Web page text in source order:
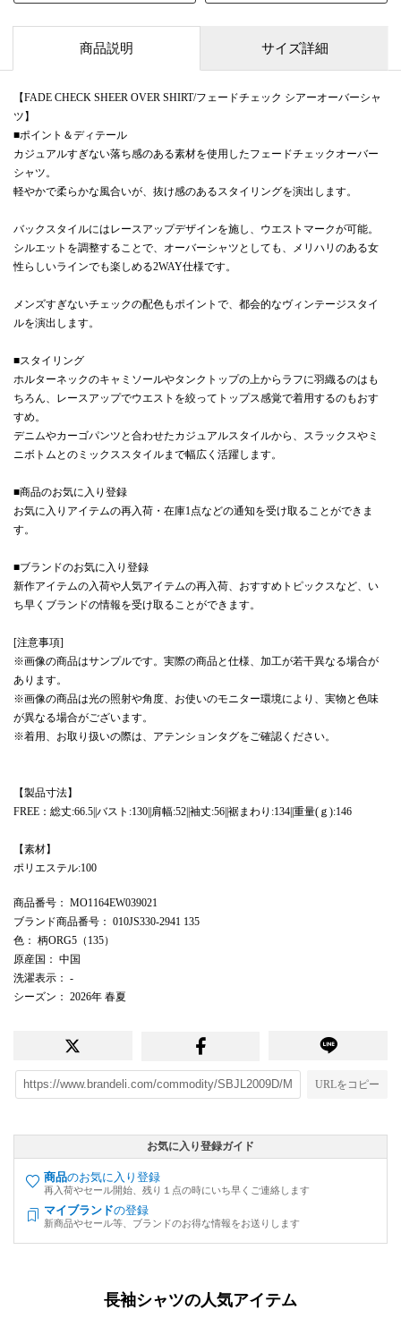
商品説明 サイズ詳細
【FADE CHECK SHEER OVER SHIRT/フェードチェック シアーオーバーシャ
ツ】
■ポイント＆ディテール
カジュアルすぎない落ち感のある素材を使用したフェードチェックオーバー
シャツ。
軽やかで柔らかな風合いが、抜け感のあるスタイリングを演出します。
バックスタイルにはレースアップデザインを施し、ウエストマークが可能。
シルエットを調整することで、オーバーシャツとしても、メリハリのある女
性らしいラインでも楽しめる2WAY仕様です。
メンズすぎないチェックの配色もポイントで、都会的なヴィンテージスタイ
ルを演出します。
■スタイリング
ホルターネックのキャミソールやタンクトップの上からラフに羽織るのはも
ちろん、レースアップでウエストを絞ってトップス感覚で着用するのもおす
すめ。
デニムやカーゴパンツと合わせたカジュアルスタイルから、スラックスやミ
ニボトムとのミックススタイルまで幅広く活躍します。
■商品のお気に入り登録
お気に入りアイテムの再入荷・在庫1点などの通知を受け取ることができま
す。
■ブランドのお気に入り登録
新作アイテムの入荷や人気アイテムの再入荷、おすすめトピックスなど、い
ち早くブランドの情報を受け取ることができます。
[注意事項]
※画像の商品はサンプルです。実際の商品と仕様、加工が若干異なる場合が
あります。
※画像の商品は光の照射や角度、お使いのモニター環境により、実物と色味
が異なる場合がございます。
※着用、お取り扱いの際は、アテンションタグをご確認ください。
【製品寸法】
FREE：総丈:66.5||バスト:130||肩幅:52||袖丈:56||裾まわり:134||重量(ｇ):146
【素材】
ポリエステル:100
商品番号 ： MO1164EW039021
ブランド商品番号 ： 010JS330-2941 135
色 ： 柄ORG5（135）
原産国 ： 中国
洗濯表示 ： -
シーズン ： 2026年 春夏
URLをコピー
お気に入り登録ガイド
商品のお気に入り登録
再入荷やセール開始、残り１点の時にいち早くご連絡します
マイブランドの登録
新商品やセール等、ブランドのお得な情報をお送りします
長袖シャツの人気アイテム